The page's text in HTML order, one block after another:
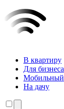
В квартиру
Для бизнеса
Мобильный
На дачу